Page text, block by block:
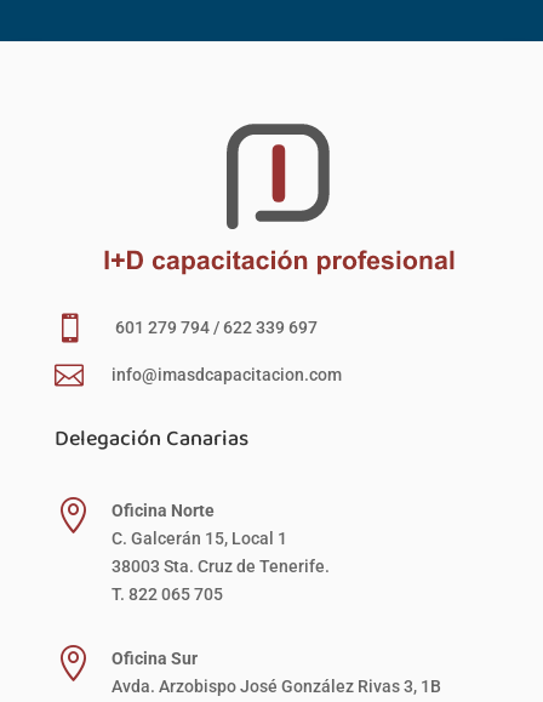
 601 279 794 / 622 339 697
 info@imasdcapacitacion.com
Delegación Canarias

Oficina Norte
C. Galcerán 15, Local 1
38003 Sta. Cruz de Tenerife.
T. 822 065 705

Oficina Sur
Avda. Arzobispo José González Rivas 3, 1B